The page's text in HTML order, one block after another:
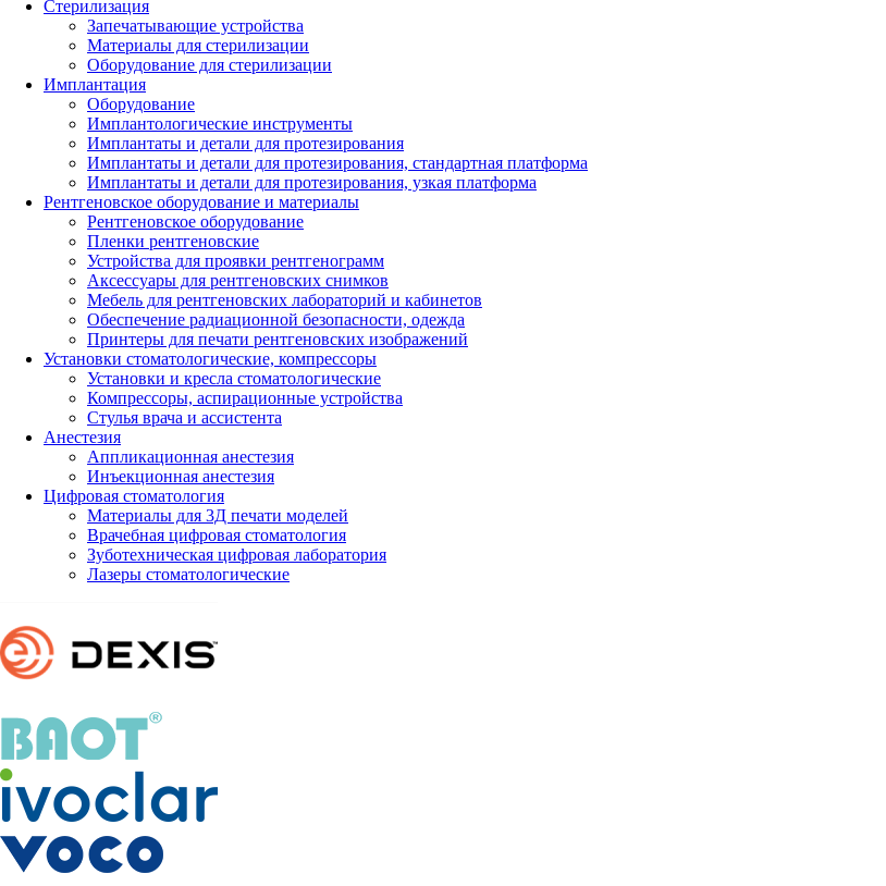
Стерилизация
Запечатывающие устройства
Материалы для стерилизации
Оборудование для стерилизации
Имплантация
Оборудование
Имплантологические инструменты
Имплантаты и детали для протезирования
Имплантаты и детали для протезирования, стандартная платформа
Имплантаты и детали для протезирования, узкая платформа
Рентгеновское оборудование и материалы
Рентгеновское оборудование
Пленки рентгеновские
Устройства для проявки рентгенограмм
Аксессуары для рентгеновских снимков
Мебель для рентгеновских лабораторий и кабинетов
Обеспечение радиационной безопасности, одежда
Принтеры для печати рентгеновских изображений
Установки стоматологические, компрессоры
Установки и кресла стоматологические
Компрессоры, аспирационные устройства
Стулья врача и ассистента
Анестезия
Аппликационная анестезия
Инъекционная анестезия
Цифровая стоматология
Материалы для 3Д печати моделей
Врачебная цифровая стоматология
Зуботехническая цифровая лаборатория
Лазеры стоматологические